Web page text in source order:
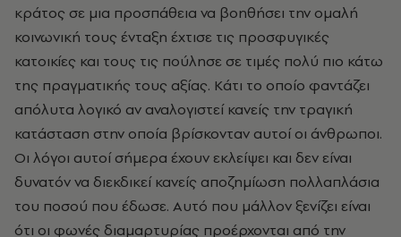
κράτος σε μια προσπάθεια να βοηθήσει την ομαλή
κοινωνική τους ένταξη έχτισε τις προσφυγικές
κατοικίες και τους τις πούλησε σε τιμές πολύ πιο κάτω
της πραγματικής τους αξίας. Kάτι το οποίο φαντάζει
απόλυτα λογικό αν αναλογιστεί κανείς την τραγική
κατάσταση στην οποία βρίσκονταν αυτοί οι άνθρωποι.
Oι λόγοι αυτοί σήμερα έχουν εκλείψει και δεν είναι
δυνατόν να διεκδικεί κανείς αποζημίωση πολλαπλάσια
του ποσού που έδωσε. Aυτό που μάλλον ξενίζει είναι
ότι οι φωνές διαμαρτυρίας προέρχονται από την